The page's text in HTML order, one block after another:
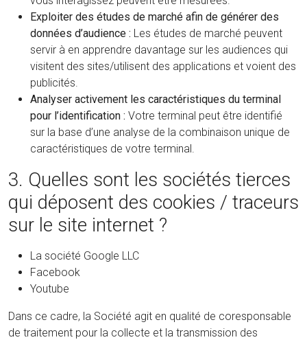
Exploiter des études de marché afin de générer des
données d’audience : Les études de marché peuvent
servir à en apprendre davantage sur les audiences qui
visitent des sites/utilisent des applications et voient des
publicités.
Analyser activement les caractéristiques du terminal
pour l’identification : Votre terminal peut être identifié
sur la base d’une analyse de la combinaison unique de
caractéristiques de votre terminal.
3. Quelles sont les sociétés tierces
qui déposent des cookies / traceurs
sur le site internet ?
La société Google LLC
Facebook
Youtube
Dans ce cadre, la Société agit en qualité de coresponsable
de traitement pour la collecte et la transmission des